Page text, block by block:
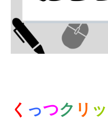
く っつク リ ッ